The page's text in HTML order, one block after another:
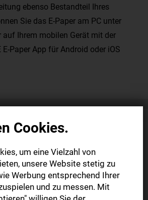
ebenso Bestandteil Ihres
Sie das E-Paper am PC unter
auf Ihrem mobilen Gerät mit der
E-Paper App für Android oder iOS
Cookies.
um eine Vielzahl von
unsere Website stetig zu
Werbung entsprechend Ihrer
und zu messen. Mit